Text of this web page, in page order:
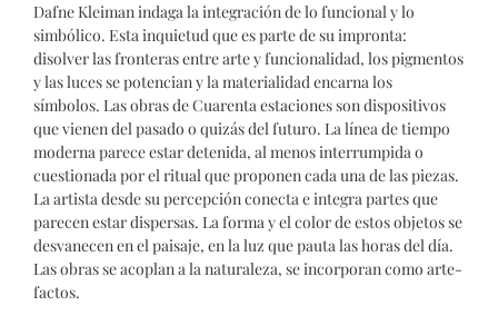
Dafne Kleiman indaga la integración de lo funcional y lo
simbólico. Esta inquietud que es parte de su impronta:
disolver las fronteras entre arte y funcionalidad, los pigmentos
y las luces se potencian y la materialidad encarna los
símbolos. Las obras de Cuarenta estaciones son dispositivos
que vienen del pasado o quizás del futuro. La línea de tiempo
moderna parece estar detenida, al menos interrumpida o
cuestionada por el ritual que proponen cada una de las piezas.
La artista desde su percepción conecta e integra partes que
parecen estar dispersas. La forma y el color de estos objetos se
desvanecen en el paisaje, en la luz que pauta las horas del día.
Las obras se acoplan a la naturaleza, se incorporan como arte-
factos.